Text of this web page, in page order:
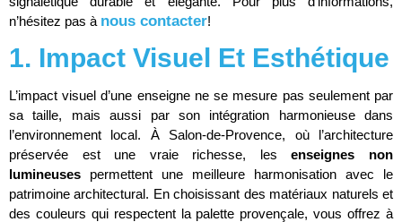
n’hésitez pas à nous contacter!
1. Impact Visuel Et Esthétique
L’impact visuel d’une enseigne ne se mesure pas seulement par
sa taille, mais aussi par son intégration harmonieuse dans
l’environnement local. À Salon-de-Provence, où l’architecture
préservée est une vraie richesse, lesenseignes non
lumineuses permettent une meilleure harmonisation avec le
patrimoine architectural. En choisissant des matériaux naturels et
des couleurs qui respectent la palette provençale, vous offrez à